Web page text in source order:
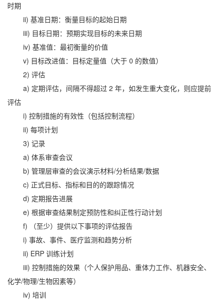
时期
ii) 基准日期：衡量目标的起始日期
iii) 目标日期：预期实现目标的未来日期
iv) 基准值：最初衡量的价值
v) 目标改进值：目标定量值（大于 0 的数值）
2) 评估
a) 定期评估，间隔不得超过 2 年，如发生重大变化，则应提前
评估
i) 控制措施的有效性（包括控制流程）
ii) 每项计划
3) 记录
a) 体系审查会议
b) 管理层审查的会议演示材料/分析结果/数据
c) 正式目标、指标和目的的跟踪情况
d) 定期报告进展
e) 根据审查结果制定预防性和纠正性行动计划
f) （至少）提供以下事项的评估报告
i) 事故、事件、医疗监测和趋势分析
ii) ERP 训练计划
iii) 控制措施的效果（个人保护用品、重体力工作、机器安全、
化学/物理/生物因素等）
iv) 培训